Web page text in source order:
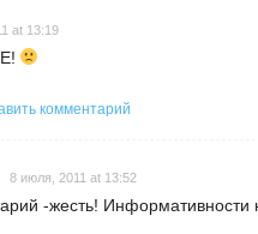
at 13:19
комментарий
8 июля, 2011 at 13:52
-жесть! Информативности